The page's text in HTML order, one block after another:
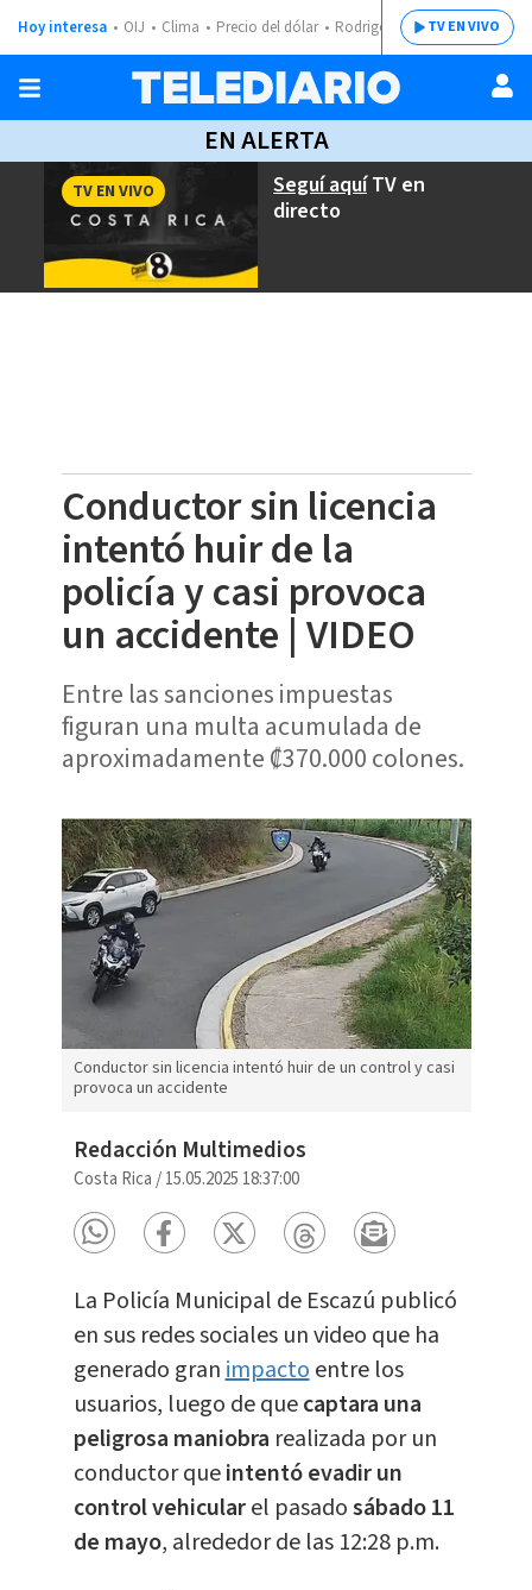
Hoy interesa OIJ Clima Precio del dólar Rodrigo ChavesTV EN VIVO
EN ALERTA
Seguí aquíTV en
directo
TV EN VIVO
Conductor sin licencia
intentó huir de la
policía y casi provoca
un accidente | VIDEO
Entre las sanciones impuestas
figuran una multa acumulada de
aproximadamente ₡370.000 colones.
Conductor sin licencia intentó huir de un control y casi
provoca un accidente
Redacción Multimedios
Costa Rica /15.05.2025 18:37:00
La Policía Municipal de Escazú publicó
en sus redes sociales un video que ha
generado granimpactoentre los
usuarios, luego de quecaptara una
peligrosa maniobra realizada por un
conductor queintentó evadir un
control vehicularel pasadosábado 11
de mayo, alrededor de las 12:28 p.m.